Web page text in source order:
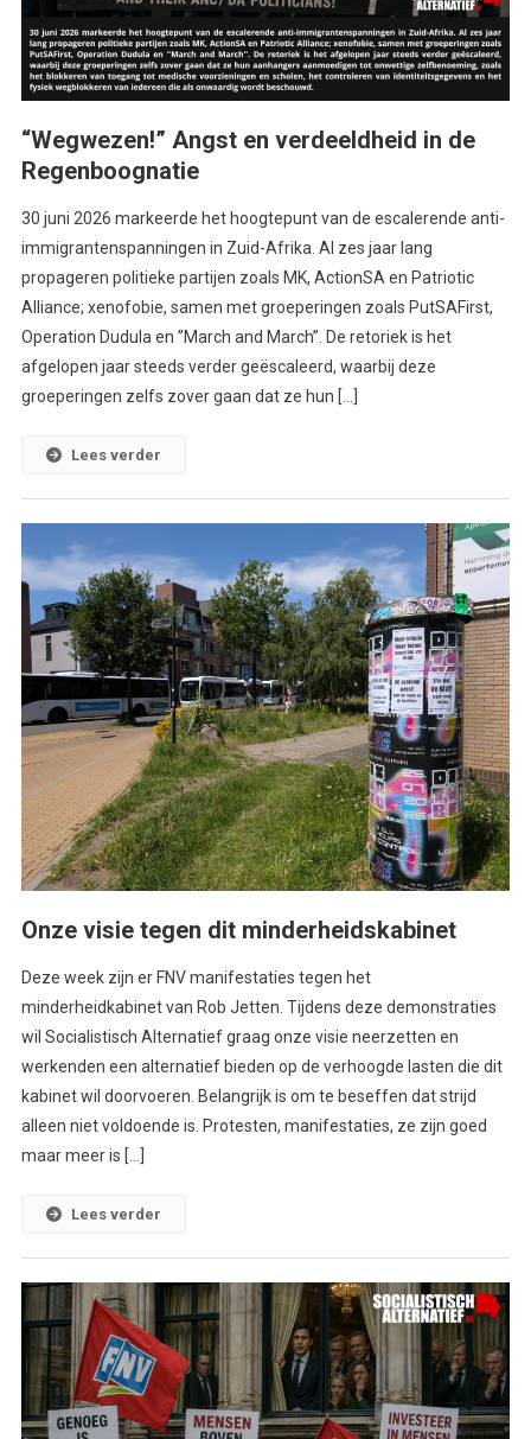
“Wegwezen!” Angst en verdeeldheid in de
Regenboognatie
30 juni 2026 markeerde het hoogtepunt van de escalerende anti-
immigrantenspanningen in Zuid-Afrika. Al zes jaar lang
propageren politieke partijen zoals MK, ActionSA en Patriotic
Alliance; xenofobie, samen met groeperingen zoals PutSAFirst,
Operation Dudula en ”March and March”. De retoriek is het
afgelopen jaar steeds verder geëscaleerd, waarbij deze
groeperingen zelfs zover gaan dat ze hun […]
Lees verder
Onze visie tegen dit minderheidskabinet
Deze week zijn er FNV manifestaties tegen het
minderheidkabinet van Rob Jetten. Tijdens deze demonstraties
wil Socialistisch Alternatief graag onze visie neerzetten en
werkenden een alternatief bieden op de verhoogde lasten die dit
kabinet wil doorvoeren. Belangrijk is om te beseffen dat strijd
alleen niet voldoende is. Protesten, manifestaties, ze zijn goed
maar meer is […]
Lees verder